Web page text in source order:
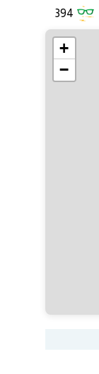
394
+
−